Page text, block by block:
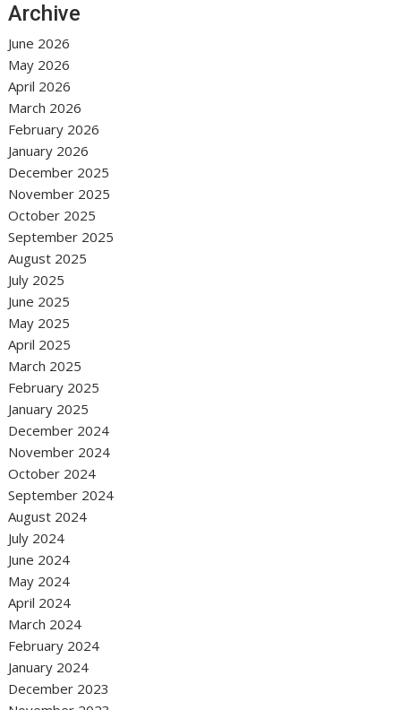
Archive
June 2026
May 2026
April 2026
March 2026
February 2026
January 2026
December 2025
November 2025
October 2025
September 2025
August 2025
July 2025
June 2025
May 2025
April 2025
March 2025
February 2025
January 2025
December 2024
November 2024
October 2024
September 2024
August 2024
July 2024
June 2024
May 2024
April 2024
March 2024
February 2024
January 2024
December 2023